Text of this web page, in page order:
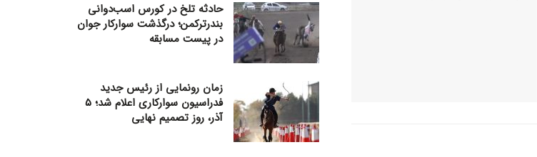
حادثه تلخ در کورس اسب‌دوانی
بندرترکمن؛ درگذشت سوارکار جوان
در پیست مسابقه
زمان رونمایی از رئیس جدید
فدراسیون سوارکاری اعلام شد؛ ۵
آذر، روز تصمیم نهایی